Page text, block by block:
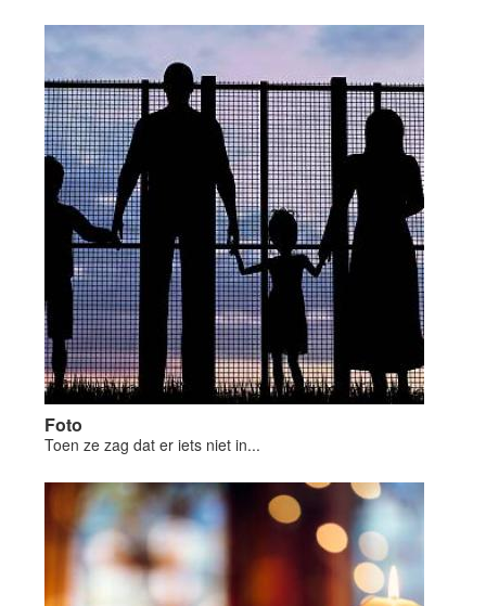
Foto
Toen ze zag dat er iets niet in...